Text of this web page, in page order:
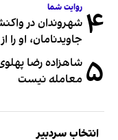
۴ روایت شما
شهروندان در
جاویدنامان، او را
۵ شاهزاده رضا
معامله نیست
انتخاب سردبیر